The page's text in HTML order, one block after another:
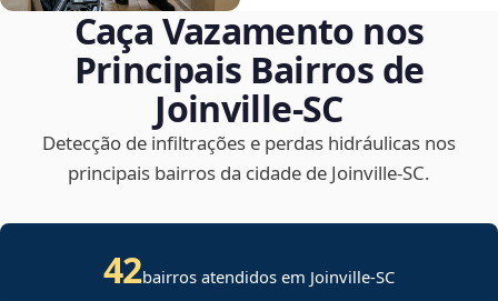
Caça Vazamento nos
Principais Bairros de
Joinville‑SC
Detecção de infiltrações e perdas hidráulicas nos
principais bairros da cidade de Joinville‑SC.
42bairros atendidos em Joinville-SC